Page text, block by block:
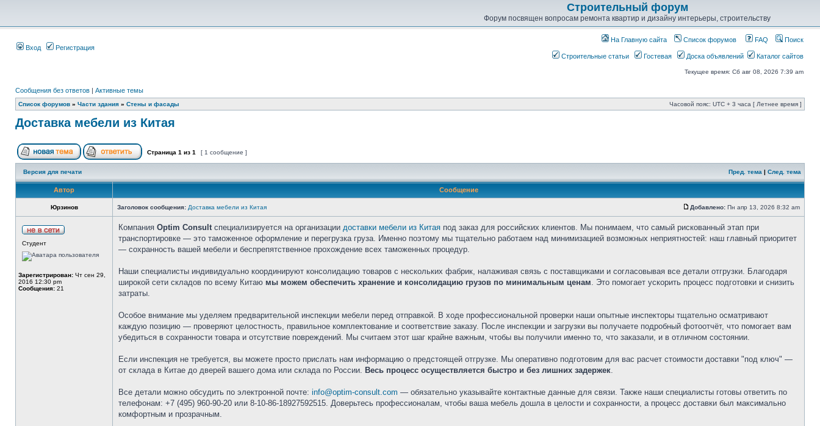
Строительный форум
Форум посвящен вопросам ремонта квартир и дизайну интерьеры, строительству
Вход Регистрация
На Главную сайта Список форумов FAQ Поиск
Строительные статьи Гостевая Доска объявлений Каталог сайтов
Текущее время: Сб авг 08, 2026 7:39 am
Сообщения без ответов | Активные темы
Список форумов » Части здания » Стены и фасады Часовой пояс: UTC + 3 часа [ Летнее время ]
Доставка мебели из Китая
Страница 1 из 1 [ 1 сообщение ]
Версия для печати Пред. тема | След. тема
Автор Сообщение
Юрзинов Заголовок сообщения: Доставка мебели из Китая Добавлено: Пн апр 13, 2026 8:32 am
Студент
Зарегистрирован: Чт сен 29,
2016 12:30 pm
Сообщения: 21
Компания Optim Consultспециализируется на организации доставки мебели из Китая под заказ для российских клиентов. Мы понимаем, что самый рискованный этап при
транспортировке — это таможенное оформление и перегрузка груза. Именно поэтому мы тщательно работаем над минимизацией возможных неприятностей: наш главный приоритет
— сохранность вашей мебели и беспрепятственное прохождение всех таможенных процедур.
Наши специалисты индивидуально координируют консолидацию товаров с нескольких фабрик, налаживая связь с поставщиками и согласовывая все детали отгрузки. Благодаря
широкой сети складов по всему Китаю мы можем обеспечить хранение и консолидацию грузов по минимальным ценам. Это помогает ускорить процесс подготовки и снизить
затраты.
Особое внимание мы уделяем предварительной инспекции мебели перед отправкой. В ходе профессиональной проверки наши опытные инспекторы тщательно осматривают
каждую позицию — проверяют целостность, правильное комплектование и соответствие заказу. После инспекции и загрузки вы получаете подробный фотоотчёт, что помогает вам
убедиться в сохранности товара и отсутствие повреждений. Мы считаем этот шаг крайне важным, чтобы вы получили именно то, что заказали, и в отличном состоянии.
Если инспекция не требуется, вы можете просто прислать нам информацию о предстоящей отгрузке. Мы оперативно подготовим для вас расчет стоимости доставки "под ключ" —
от склада в Китае до дверей вашего дома или склада по России. Весь процесс осуществляется быстро и без лишних задержек.
Все детали можно обсудить по электронной почте: info@optim-consult.com — обязательно указывайте контактные данные для связи. Также наши специалисты готовы ответить по
телефонам: +7 (495) 960-90-20 или 8-10-86-18927592515. Доверьтесь профессионалам, чтобы ваша мебель дошла в целости и сохранности, а процесс доставки был максимально
комфортным и прозрачным.